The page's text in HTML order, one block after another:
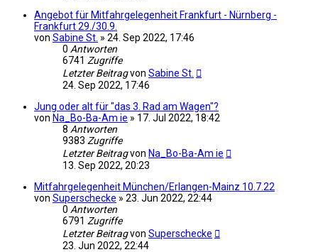
Angebot für Mitfahrgelegenheit Frankfurt - Nürnberg -
Frankfurt 29./30.9.
von Sabine St. » 24. Sep 2022, 17:46
0 Antworten
6741 Zugriffe
Letzter Beitragvon Sabine St.
24. Sep 2022, 17:46
Jung oder alt für "das 3. Rad am Wagen"?
von Na_Bo-Ba-Am ie » 17. Jul 2022, 18:42
8 Antworten
9383 Zugriffe
Letzter Beitragvon Na_Bo-Ba-Am ie
13. Sep 2022, 20:23
Mitfahrgelegenheit München/Erlangen-Mainz 10.7.22
von Superschecke » 23. Jun 2022, 22:44
0 Antworten
6791 Zugriffe
Letzter Beitragvon Superschecke
23. Jun 2022, 22:44